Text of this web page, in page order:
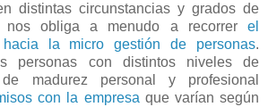
distintas circunstancias y grados de
nos obliga a menudo a recorrer el
hacia la micro gestión de personas.
personas con distintos niveles de
madurez personal y profesional
con la empresa que varían según